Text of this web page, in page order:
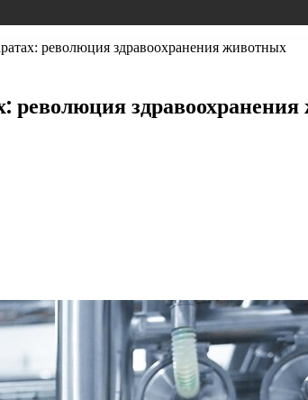
революция здравоохранения животных
революция